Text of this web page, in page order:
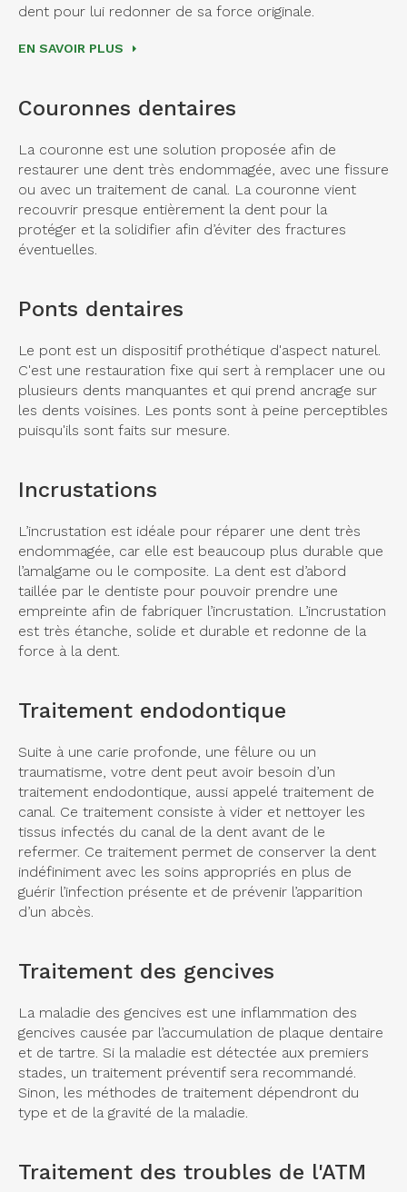
dent pour lui redonner de sa force originale.
EN SAVOIR PLUS
Couronnes dentaires
La couronne est une solution proposée afin de
restaurer une dent très endommagée, avec une fissure
ou avec un traitement de canal. La couronne vient
recouvrir presque entièrement la dent pour la
protéger et la solidifier afin d’éviter des fractures
éventuelles.
Ponts dentaires
Le pont est un dispositif prothétique d'aspect naturel.
C'est une restauration fixe qui sert à remplacer une ou
plusieurs dents manquantes et qui prend ancrage sur
les dents voisines. Les ponts sont à peine perceptibles
puisqu'ils sont faits sur mesure.
Incrustations
L’incrustation est idéale pour réparer une dent très
endommagée, car elle est beaucoup plus durable que
l’amalgame ou le composite. La dent est d’abord
taillée par le dentiste pour pouvoir prendre une
empreinte afin de fabriquer l’incrustation. L’incrustation
est très étanche, solide et durable et redonne de la
force à la dent.
Traitement endodontique
Suite à une carie profonde, une fêlure ou un
traumatisme, votre dent peut avoir besoin d’un
traitement endodontique, aussi appelé traitement de
canal. Ce traitement consiste à vider et nettoyer les
tissus infectés du canal de la dent avant de le
refermer. Ce traitement permet de conserver la dent
indéfiniment avec les soins appropriés en plus de
guérir l’infection présente et de prévenir l’apparition
d’un abcès.
Traitement des gencives
La maladie des gencives est une inflammation des
gencives causée par l’accumulation de plaque dentaire
et de tartre. Si la maladie est détectée aux premiers
stades, un traitement préventif sera recommandé.
Sinon, les méthodes de traitement dépendront du
type et de la gravité de la maladie.
Traitement des troubles de l'ATM